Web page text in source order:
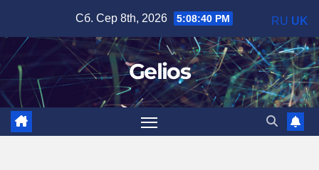
вмісту
Сб. Сер 8th, 2026 5:08:41 PM
Gelios
RU UK